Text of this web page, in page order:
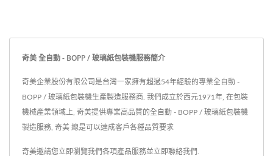
奇美 全自動 - BOPP / 玻璃紙包裝機服務簡介
奇美企業股份有限公司是台灣一家擁有超過54年經驗的專業全自動 -
BOPP / 玻璃紙包裝機生產製造服務商. 我們成立於西元1971年, 在包裝
機械產業領域上, 奇美提供專業高品質的全自動 - BOPP / 玻璃紙包裝機
製造服務, 奇美 總是可以達成客戶各種品質要求
奇美邀請您立即瀏覽我們各項產品服務並立即聯絡我們